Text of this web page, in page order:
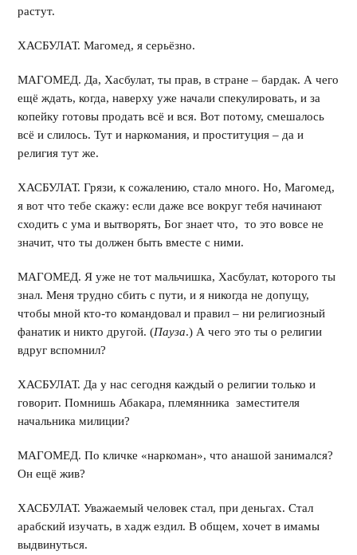
растут.
ХАСБУЛАТ. Магомед, я серьёзно.
МАГОМЕД. Да, Хасбулат, ты прав, в стране – бардак. А чего
ещё ждать, когда, наверху уже начали спекулировать, и за
копейку готовы продать всё и вся. Вот потому, смешалось
всё и слилось. Тут и наркомания, и проституция – да и
религия тут же.
ХАСБУЛАТ. Грязи, к сожалению, стало много. Но, Магомед,
я вот что тебе скажу: если даже все вокруг тебя начинают
сходить с ума и вытворять, Бог знает что, то это вовсе не
значит, что ты должен быть вместе с ними.
МАГОМЕД. Я уже не тот мальчишка, Хасбулат, которого ты
знал. Меня трудно сбить с пути, и я никогда не допущу,
чтобы мной кто-то командовал и правил – ни религиозный
фанатик и никто другой. (Пауза.) А чего это ты о религии
вдруг вспомнил?
ХАСБУЛАТ. Да у нас сегодня каждый о религии только и
говорит. Помнишь Абакара, племянника заместителя
начальника милиции?
МАГОМЕД. По кличке «наркоман», что анашой занимался?
Он ещё жив?
ХАСБУЛАТ. Уважаемый человек стал, при деньгах. Стал
арабский изучать, в хадж ездил. В общем, хочет в имамы
выдвинуться.